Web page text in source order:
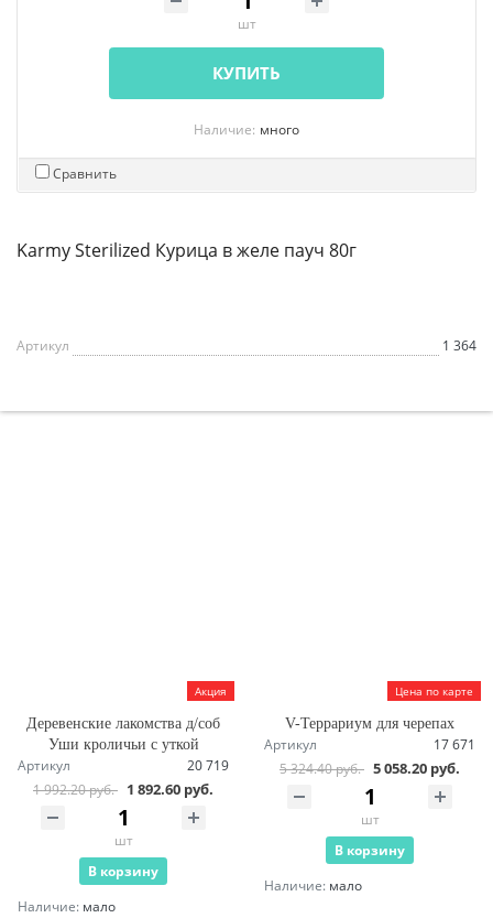
шт
КУПИТЬ
Наличие: много
Сравнить
Karmy Sterilized Курица в желе пауч 80г
Артикул 1 364
Акция
Деревенские лакомства д/соб
Уши кроличьи с уткой
Артикул
20 719
1 992.20 руб. 1 892.60 руб.
шт
В корзину
Наличие: мало
Цена по карте
V-Террариум для черепах
Артикул
17 671
5 324.40 руб. 5 058.20 руб.
шт
В корзину
Наличие: мало